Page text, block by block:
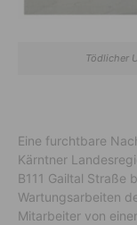
Tödlicher
Eine furchtbare
Kärntner
B111 Gailtal Straße
Wartungsarbeiten
Mitarbeiter von